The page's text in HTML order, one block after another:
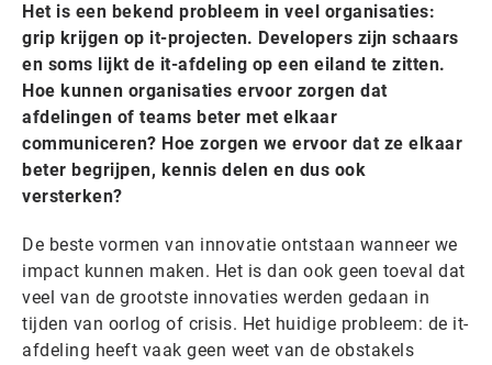
Het is een bekend probleem in veel organisaties:
grip krijgen op it-projecten. Developers zijn schaars
en soms lijkt de it-afdeling op een eiland te zitten.
Hoe kunnen organisaties ervoor zorgen dat
afdelingen of teams beter met elkaar
communiceren? Hoe zorgen we ervoor dat ze elkaar
beter begrijpen, kennis delen en dus ook
versterken?
De beste vormen van innovatie ontstaan wanneer we
impact kunnen maken. Het is dan ook geen toeval dat
veel van de grootste innovaties werden gedaan in
tijden van oorlog of crisis. Het huidige probleem: de it-
afdeling heeft vaak geen weet van de obstakels